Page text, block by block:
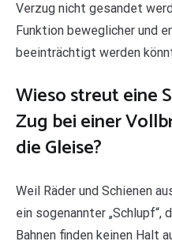
Verzug nicht gesandet
Funktion beweglicher und
beeinträchtigt werden
Wieso streut eine
Zug bei einer
die Gleise?
Weil Räder und Schienen
ein sogenannter „Schlupf“,
Bahnen finden keinen Halt